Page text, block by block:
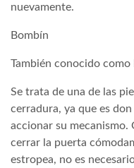
nuevamente.
Bombín
También conocido
Se trata de una de las
cerradura, ya que es
accionar su mecanismo.
cerrar la puerta
estropea, no es